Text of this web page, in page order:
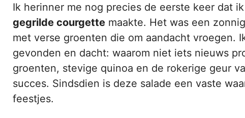
Ik herinner me nog precies de eerste keer dat
gegrilde courgette maakte. Het was een
met verse groenten die om aandacht vroegen.
gevonden en dacht: waarom niet iets nieuws
groenten, stevige quinoa en de rokerige geur
succes. Sindsdien is deze salade een vaste
feestjes.